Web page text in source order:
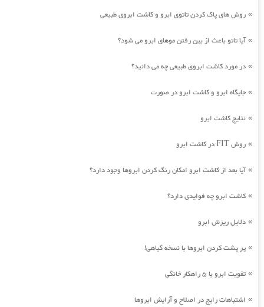
» روش های پاک کردن تاتوی ابرو و کاشت ابروی طبیعی
»آیا تاتو باعث از بین رفتن موهای ابرو می شود؟
» در مورد کاشت ابروی طبیعی چه می دانید؟
» جایگاه ابرو و کاشت ابرو در صورت
» نتایج کاشت ابرو
» روش FIT در کاشت ابرو
»آیا بعد از کاشت ابرو امکان رنگ کردن ابروها وجود دارد؟
» کاشت ابرو چه فوایدی دارد؟
» دلایل ریزش ابرو
» پر پشت کردن ابروها با نسخه گیاهی!
» تقویت ابرو با 5 راهکار خانگی
» اشتباهات رایج در اصلاح و آرایش ابروها